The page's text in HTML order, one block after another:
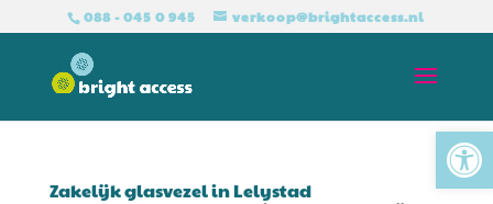
088 - 045 0 945 verkoop@brightaccess.nl
Zakelijk glasvezel in Lelystad